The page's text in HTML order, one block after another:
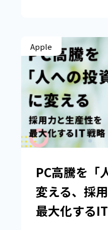
Apple
PC高騰を「
変える、採
最大化する